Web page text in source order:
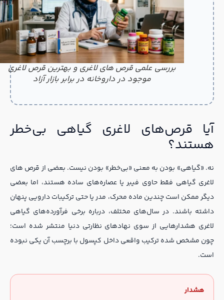
بررسی علمی قرص های لاغری و بهترین قرص لاغری
موجود در داروخانه در برابر بازار آزاد
آیا قرص‌های لاغری گیاهی بی‌خطر
هستند؟
نه. «گیاهی» بودن به معنی «بی‌خطر» بودن نیست. بعضی از قرص های
لاغری گیاهی فقط حاوی فیبر یا عصاره‌های ساده هستند، اما بعضی
دیگر ممکن است چندین ماده محرک، مدر یا حتی ترکیبات دارویی پنهان
داشته باشند. در سال‌های مختلف، درباره برخی فرآورده‌های گیاهی
لاغری هشدارهایی از سوی نهادهای نظارتی دنیا منتشر شده است؛
چون مشخص شده ترکیب واقعی داخل کپسول با برچسب آن یکی نبوده
است.
هشدار